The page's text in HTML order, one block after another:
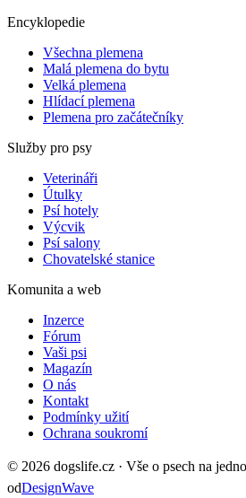
Encyklopedie
Všechna plemena
Malá plemena do bytu
Velká plemena
Hlídací plemena
Plemena pro začátečníky
Služby pro psy
Veterináři
Útulky
Psí hotely
Výcvik
Psí salony
Chovatelské stanice
Komunita a web
Inzerce
Fórum
Vaši psi
Magazín
O nás
Kontakt
Podmínky užití
Ochrana soukromí
© 2026 dogslife.cz · Vše o psech na
odDesignWave